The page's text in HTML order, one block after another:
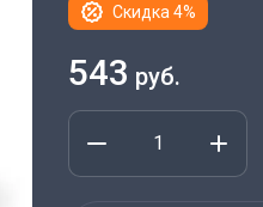
Скидка 4%
543 руб.